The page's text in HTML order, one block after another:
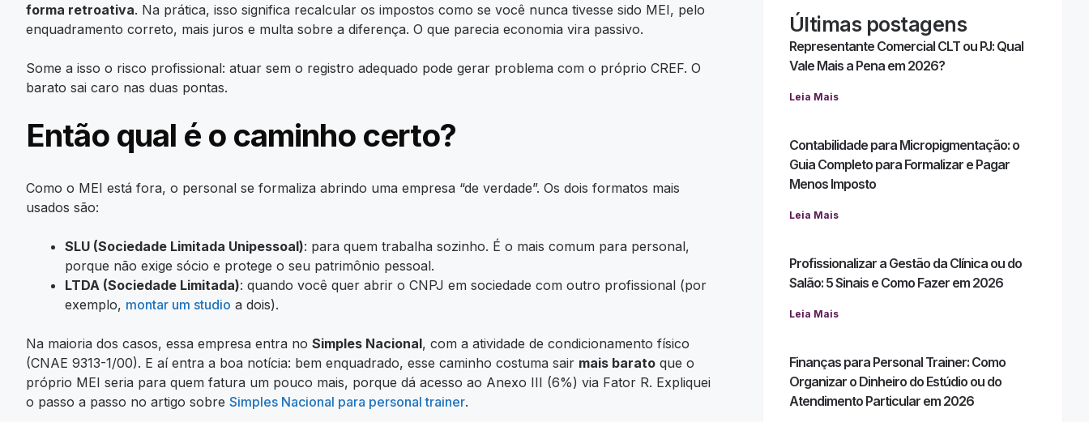
forma retroativa. Na prática, isso significa recalcular os impostos como se você nunca tivesse sido MEI, pelo
enquadramento correto, mais juros e multa sobre a diferença. O que parecia economia vira passivo.
Some a isso o risco profissional: atuar sem o registro adequado pode gerar problema com o próprio CREF. O
barato sai caro nas duas pontas.
Então qual é o caminho certo?
Como o MEI está fora, o personal se formaliza abrindo uma empresa “de verdade”. Os dois formatos mais
usados são:
SLU (Sociedade Limitada Unipessoal): para quem trabalha sozinho. É o mais comum para personal,
porque não exige sócio e protege o seu patrimônio pessoal.
LTDA (Sociedade Limitada): quando você quer abrir o CNPJ em sociedade com outro profissional (por
exemplo, montar um studio a dois).
Na maioria dos casos, essa empresa entra no Simples Nacional, com a atividade de condicionamento físico
(CNAE 9313-1/00). E aí entra a boa notícia: bem enquadrado, esse caminho costuma sair mais barato que o
próprio MEI seria para quem fatura um pouco mais, porque dá acesso ao Anexo III (6%) via Fator R. Expliquei
o passo a passo no artigo sobre Simples Nacional para personal trainer.
Últimas postagens
Representante Comercial CLT ou PJ: Qual
Vale Mais a Pena em 2026?
Leia Mais
Contabilidade para Micropigmentação: o
Guia Completo para Formalizar e Pagar
Menos Imposto
Leia Mais
Profissionalizar a Gestão da Clínica ou do
Salão: 5 Sinais e Como Fazer em 2026
Leia Mais
Finanças para Personal Trainer: Como
Organizar o Dinheiro do Estúdio ou do
Atendimento Particular em 2026